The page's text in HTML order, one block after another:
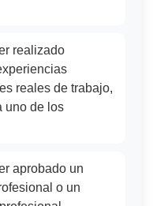
realizado
reales de trabajo,
uno de los
aprobado un
o un